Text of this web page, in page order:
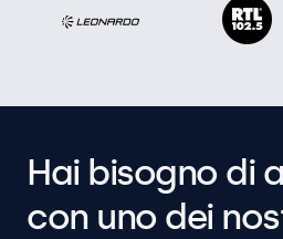
Hai bisogno di
con uno dei